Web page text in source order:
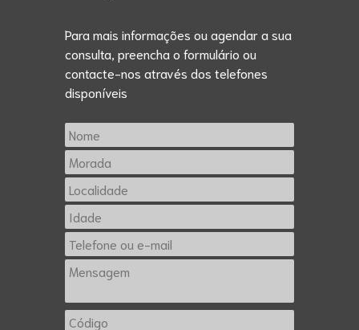
Para mais informações ou agendar a sua
consulta, preencha o formulário ou
contacte-nos através dos telefones
disponíveis